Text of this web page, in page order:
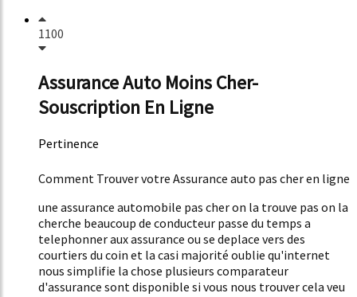
1100
Assurance Auto Moins Cher-
Souscription En Ligne
Pertinence
Comment Trouver votre Assurance auto pas cher en ligne
une assurance automobile pas cher on la trouve pas on la
cherche beaucoup de conducteur passe du temps a
telephonner aux assurance ou se deplace vers des
courtiers du coin et la casi majorité oublie qu'internet
nous simplifie la chose plusieurs comparateur
d'assurance sont disponible si vous nous trouver cela veu